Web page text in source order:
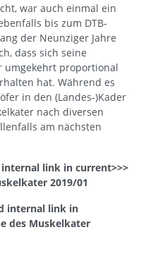
war auch einmal ein
bis zum DTB-
der Neunziger Jahre
dass sich seine
umgekehrt proportional
hat. Während es
in den (Landes-)Kader
nach diversen
am nächsten
link in current>>>
2019/01
internal link in
des Muskelkater